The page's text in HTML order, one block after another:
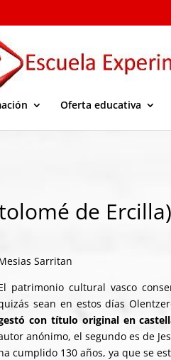
Oferta educativa
de Ercilla)
Sarritan
patrimonio cultural vasco
sean en estos días
con título original en
anónimo, el segundo es de
cumplido 130 años, ya que se